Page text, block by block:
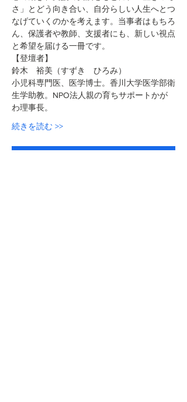
さ」とどう向き合い、自分らしい人生へとつ
なげていくのかを考えます。当事者はもちろ
ん、保護者や教師、支援者にも、新しい視点
と希望を届ける一冊です。
【登壇者】
鈴木　裕美（すずき　ひろみ）
小児科専門医、医学博士。香川大学医学部衛
生学助教。NPO法人親の育ちサポートかが
わ理事長。
続きを読む >>